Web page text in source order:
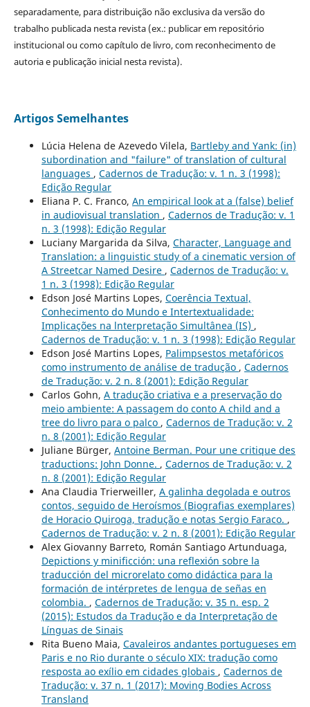
separadamente, para distribuição não exclusiva da versão do
trabalho publicada nesta revista (ex.: publicar em repositório
institucional ou como capítulo de livro, com reconhecimento de
autoria e publicação inicial nesta revista).
Artigos Semelhantes
Lúcia Helena de Azevedo Vilela, Bartleby and Yank: (in)
subordination and "failure" of translation of cultural
languages , Cadernos de Tradução: v. 1 n. 3 (1998):
Edição Regular
Eliana P. C. Franco, An empirical look at a (false) belief
in audiovisual translation , Cadernos de Tradução: v. 1
n. 3 (1998): Edição Regular
Luciany Margarida da Silva, Character, Language and
Translation: a linguistic study of a cinematic version of
A Streetcar Named Desire , Cadernos de Tradução: v.
1 n. 3 (1998): Edição Regular
Edson José Martins Lopes, Coerência Textual,
Conhecimento do Mundo e Intertextualidade:
Implicações na lnterpretação Simultânea (IS) ,
Cadernos de Tradução: v. 1 n. 3 (1998): Edição Regular
Edson José Martins Lopes, Palimpsestos metafóricos
como instrumento de análise de tradução , Cadernos
de Tradução: v. 2 n. 8 (2001): Edição Regular
Carlos Gohn, A tradução criativa e a preservação do
meio ambiente: A passagem do conto A child and a
tree do livro para o palco , Cadernos de Tradução: v. 2
n. 8 (2001): Edição Regular
Juliane Bürger, Antoine Berman. Pour une critique des
traductions: John Donne. , Cadernos de Tradução: v. 2
n. 8 (2001): Edição Regular
Ana Claudia Trierweiller, A galinha degolada e outros
contos, seguido de Heroísmos (Biografias exemplares)
de Horacio Quiroga, tradução e notas Sergio Faraco. ,
Cadernos de Tradução: v. 2 n. 8 (2001): Edição Regular
Alex Giovanny Barreto, Román Santiago Artunduaga,
Depictions y minificción: una reflexión sobre la
traducción del microrelato como didáctica para la
formación de intérpretes de lengua de señas en
colombia. , Cadernos de Tradução: v. 35 n. esp. 2
(2015): Estudos da Tradução e da Interpretação de
Línguas de Sinais
Rita Bueno Maia, Cavaleiros andantes portugueses em
Paris e no Rio durante o século XIX: tradução como
resposta ao exílio em cidades globais , Cadernos de
Tradução: v. 37 n. 1 (2017): Moving Bodies Across
Transland